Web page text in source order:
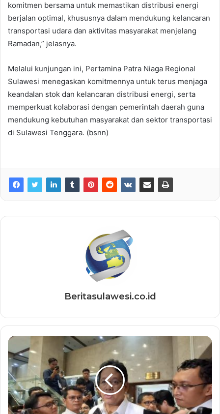
komitmen bersama untuk memastikan distribusi energi
berjalan optimal, khususnya dalam mendukung kelancaran
transportasi udara dan aktivitas masyarakat menjelang
Ramadan,” jelasnya.
Melalui kunjungan ini, Pertamina Patra Niaga Regional
Sulawesi menegaskan komitmennya untuk terus menjaga
keandalan stok dan kelancaran distribusi energi, serta
memperkuat kolaborasi dengan pemerintah daerah guna
mendukung kebutuhan masyarakat dan sektor transportasi
di Sulawesi Tenggara. (bsnn)
Beritasulawesi.co.id